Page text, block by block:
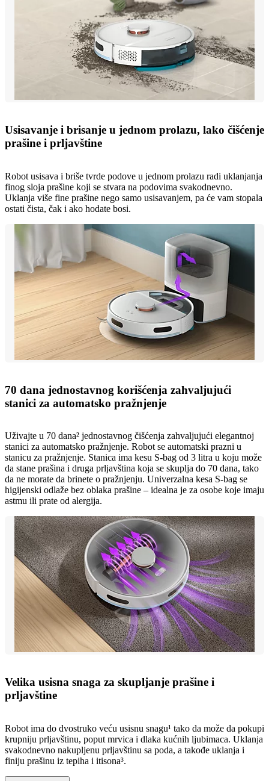
Usisavanje i brisanje u jednom prolazu, lako čišćenje
prašine i prljavštine
Robot usisava i briše tvrde podove u jednom prolazu radi uklanjanja
finog sloja prašine koji se stvara na podovima svakodnevno.
Uklanja više fine prašine nego samo usisavanjem, pa će vam stopala
ostati čista, čak i ako hodate bosi.
70 dana jednostavnog korišćenja zahvaljujući
stanici za automatsko pražnjenje
Uživajte u 70 dana² jednostavnog čišćenja zahvaljujući elegantnoj
stanici za automatsko pražnjenje. Robot se automatski prazni u
stanicu za pražnjenje. Stanica ima kesu S-bag od 3 litra u koju može
da stane prašina i druga prljavština koja se skuplja do 70 dana, tako
da ne morate da brinete o pražnjenju. Univerzalna kesa S-bag se
higijenski odlaže bez oblaka prašine – idealna je za osobe koje imaju
astmu ili prate od alergija.
Velika usisna snaga za skupljanje prašine i
prljavštine
Robot ima do dvostruko veću usisnu snagu¹ tako da može da pokupi
krupniju prljavštinu, poput mrvica i dlaka kućnih ljubimaca. Uklanja
svakodnevno nakupljenu prljavštinu sa poda, a takođe uklanja i
finiju prašinu iz tepiha i itisona³.